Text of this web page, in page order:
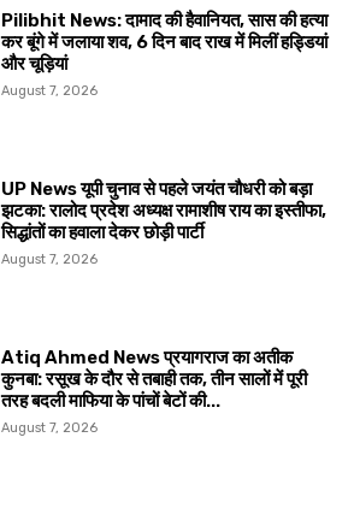
Pilibhit News: दामाद की हैवानियत, सास की हत्या
कर बूंगे में जलाया शव, 6 दिन बाद राख में मिलीं हड्डियां
और चूड़ियां
August 7, 2026
UP News यूपी चुनाव से पहले जयंत चौधरी को बड़ा
झटका: रालोद प्रदेश अध्यक्ष रामाशीष राय का इस्तीफा,
सिद्धांतों का हवाला देकर छोड़ी पार्टी
August 7, 2026
Atiq Ahmed News प्रयागराज का अतीक
कुनबा: रसूख के दौर से तबाही तक, तीन सालों में पूरी
तरह बदली माफिया के पांचों बेटों की...
August 7, 2026